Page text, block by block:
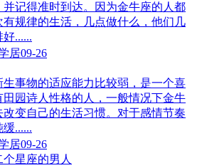
并记得准时到达。因为金牛座的人都
规律的生活，几点做什么，他们几
......
居09-26
事物的适应能力比较弱，是一个喜
园诗人性格的人，一般情况下金牛
变自己的生活习惯。对于感情节奏
......
居09-26
星座的男人